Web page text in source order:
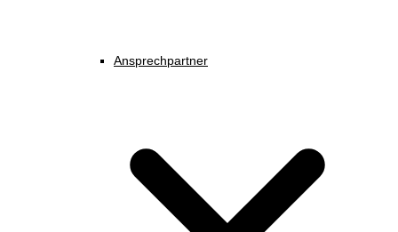
Ansprechpartner